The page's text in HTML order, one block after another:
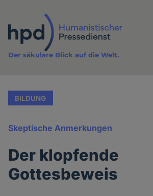
Inhalt
Der säkulare Blick auf die Welt.
BILDUNG
Skeptische Anmerkungen
Der klopfende
Gottesbeweis